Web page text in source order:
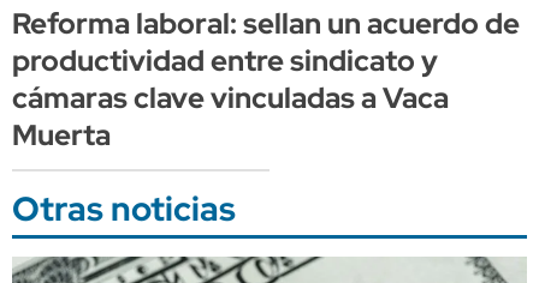
Reforma laboral: sellan un acuerdo de
productividad entre sindicato y
cámaras clave vinculadas a Vaca
Muerta
Otras noticias